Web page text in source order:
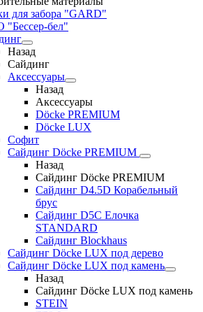
для забора "GARD"
бел"
Назад
Сайдинг
Аксессуары
Назад
Аксессуары
Döcke PREMIUM
Döcke LUX
Софит
Сайдинг Döcke PREMIUM
Назад
Сайдинг Döcke PREMIUM
Сайдинг D4.5D Корабельный
брус
Сайдинг D5С Елочка
STANDARD
Сайдинг Blockhaus
Сайдинг Döcke LUX под дерево
Сайдинг Döcke LUX под камень
Назад
Сайдинг Döcke LUX под камень
STEIN